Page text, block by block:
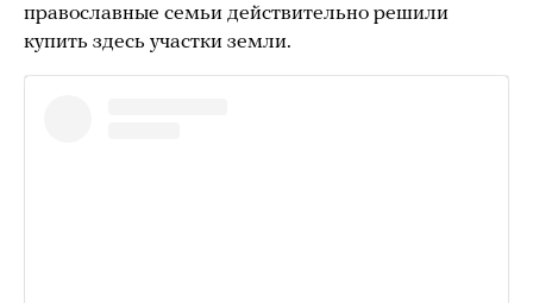
православные семьи действительно решили
купить здесь участки земли.